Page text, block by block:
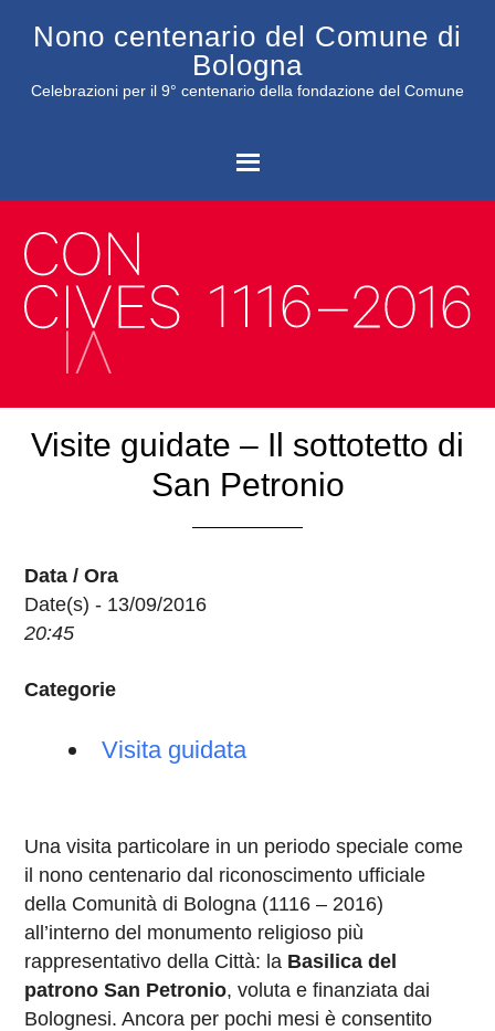
Nono centenario del Comune di
Bologna
Celebrazioni per il 9° centenario della fondazione del Comune
Visite guidate – Il sottotetto di
San Petronio
Data / Ora
Date(s) - 13/09/2016
20:45
Categorie
Visita guidata
Una visita particolare in un periodo speciale come
il nono centenario dal riconoscimento ufficiale
della Comunità di Bologna (1116 – 2016)
all’interno del monumento religioso più
rappresentativo della Città: la Basilica del
patrono San Petronio, voluta e finanziata dai
Bolognesi. Ancora per pochi mesi è consentito